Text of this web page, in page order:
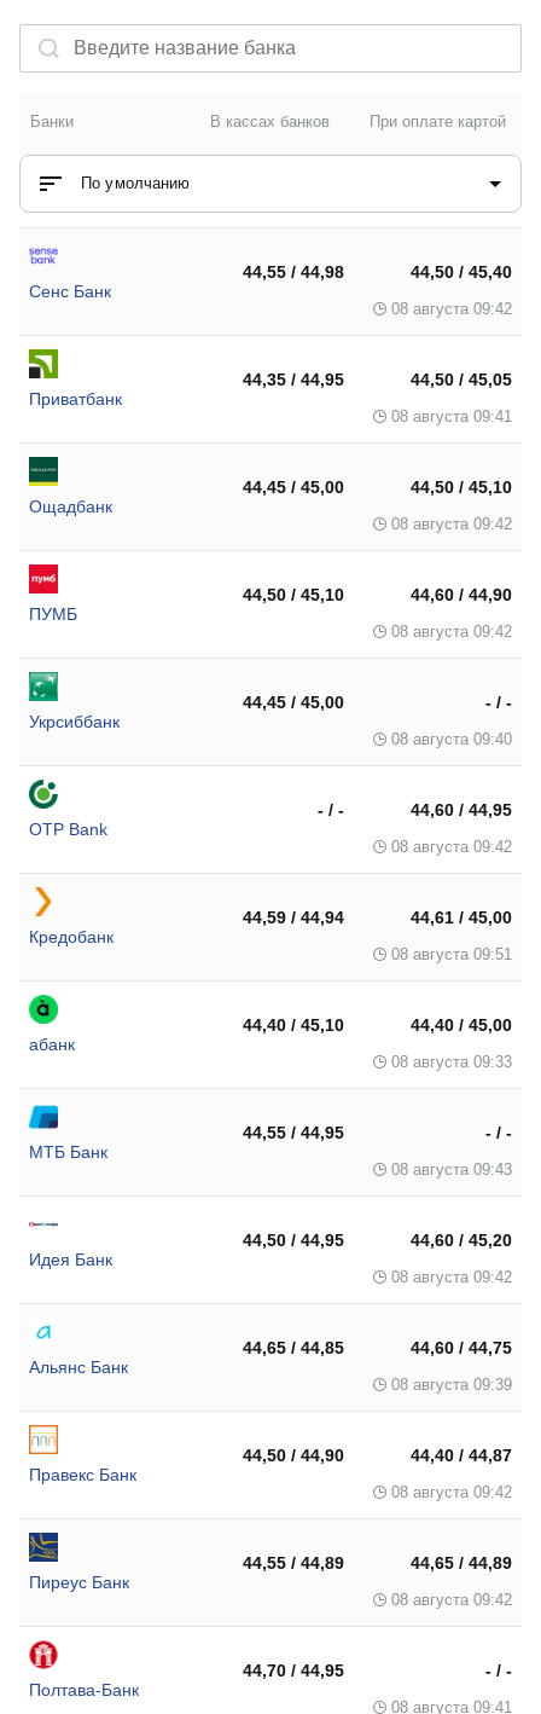
Банки В кассах банков При оплате картой
По умолчанию
Сенс Банк
44,55 / 44,98 44,50 / 45,40
08 августа 09:42
Приватбанк
44,35 / 44,95 44,50 / 45,05
08 августа 09:41
Ощадбанк
44,45 / 45,00 44,50 / 45,10
08 августа 09:42
ПУМБ
44,50 / 45,10 44,60 / 44,90
08 августа 09:42
Укрсиббанк
44,45 / 45,00 - / -
08 августа 09:40
OTP Bank
- / - 44,60 / 44,95
08 августа 09:42
Кредобанк
44,59 / 44,94 44,61 / 45,00
08 августа 09:51
абанк
44,40 / 45,10 44,40 / 45,00
08 августа 09:33
МТБ Банк
44,55 / 44,95 - / -
08 августа 09:43
Идея Банк
44,50 / 44,95 44,60 / 45,20
08 августа 09:42
Альянс Банк
44,65 / 44,85 44,60 / 44,75
08 августа 09:39
Правекс Банк
44,50 / 44,90 44,40 / 44,87
08 августа 09:42
Пиреус Банк
44,55 / 44,89 44,65 / 44,89
08 августа 09:42
Полтава-Банк
44,70 / 44,95 - / -
08 августа 09:41